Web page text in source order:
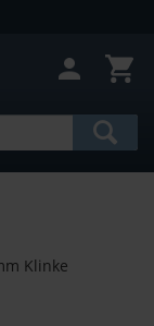
Klinke